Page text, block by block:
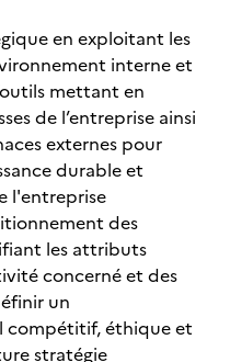
en exploitant les
interne et
mettant en
de l’entreprise ainsi
externes pour
durable et
l'entreprise
des
les attributs
concerné et des
un
compétitif, éthique et
stratégie